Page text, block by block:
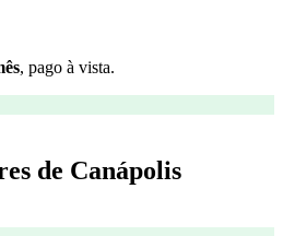
, pago à vista.
de Canápolis